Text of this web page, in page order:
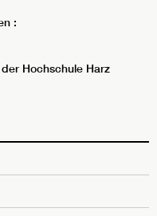
:
Hochschule Harz